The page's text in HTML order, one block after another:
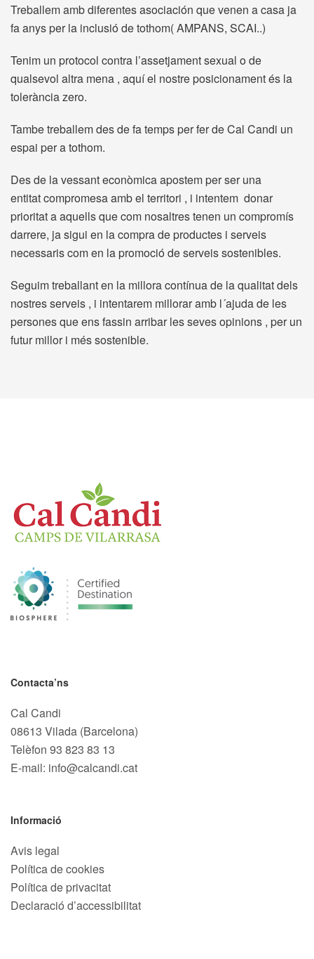
Treballem amb diferentes asociación que venen a casa ja
fa anys per la inclusió de tothom( AMPANS, SCAI..)
Tenim un protocol contra l’assetjament sexual o de
qualsevol altra mena , aquí el nostre posicionament és la
tolerància zero.
Tambe treballem des de fa temps per fer de Cal Candi un
espai per a tothom.
Des de la vessant econòmica apostem per ser una
entitat compromesa amb el territori , i intentem donar
prioritat a aquells que com nosaltres tenen un compromís
darrere, ja sigui en la compra de productes i serveis
necessaris com en la promoció de serveis sostenibles.
Seguim treballant en la millora contínua de la qualitat dels
nostres serveis , i intentarem millorar amb l´ajuda de les
persones que ens fassin arribar les seves opinions , per un
futur millor i més sostenible.
Contacta’ns
Cal Candi
08613 Vilada (Barcelona)
Telèfon 93 823 83 13
E-mail: info@calcandi.cat
Informació
Avis legal
Política de cookies
Política de privacitat
Declaració d’accessibilitat